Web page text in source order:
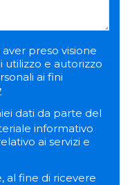
preso visione
utilizzo e autorizzo
ai fini
dati da parte del
informativo
ai servizi e
al fine di ricevere